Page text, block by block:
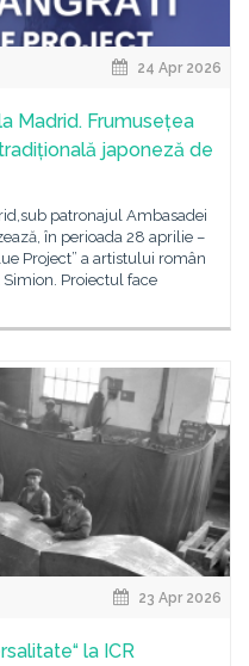
24 Apr 2026
Madrid. Frumusețea
japoneză de
patronajul Ambasadei
în perioada 28 aprilie –
Project” a artistului român
Proiectul face
23 Apr 2026
la ICR